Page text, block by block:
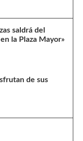
saldrá del
la Plaza Mayor»
de sus